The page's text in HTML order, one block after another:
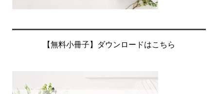
【無料小冊子】ダウンロードはこちら